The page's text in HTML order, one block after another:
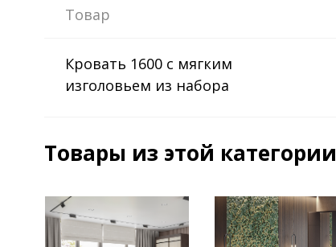
Товар
Кровать 1600 с мягким
изголовьем из набора
Товары из этой категории